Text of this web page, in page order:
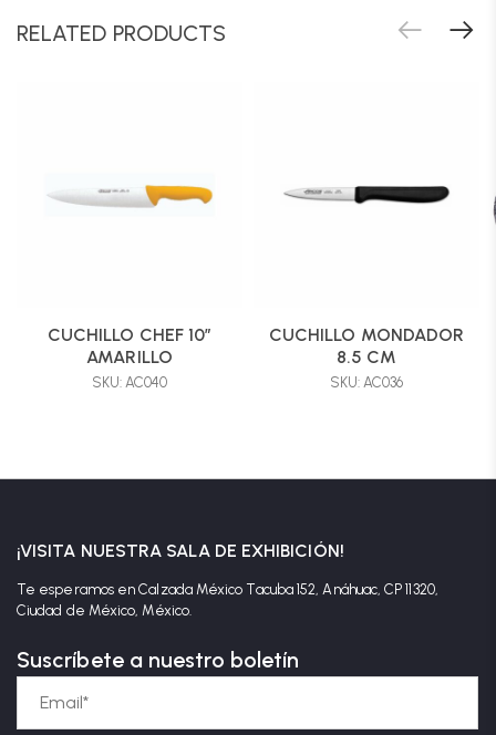
RELATED PRODUCTS
CUCHILLO CHEF 10″
AMARILLO
SKU: AC040
CUCHILLO MONDADOR
8.5 CM
SKU: AC036
¡VISITA NUESTRA SALA DE EXHIBICIÓN!
Te esperamos en Calzada México Tacuba 152, Anáhuac, CP 11320,
Ciudad de México, México.
Suscríbete a nuestro boletín